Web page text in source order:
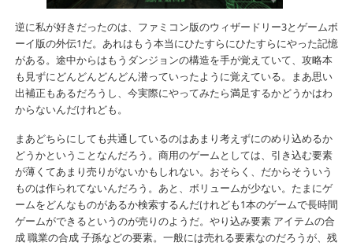
逆に私が好きだったのは、ファミコン版のウィザードリー3とゲームボ
ーイ版の外伝1だ。あれはもう本当にひたすらにひたすらにやった記憶
がある。途中からはもうダンジョンの構造を手が覚えていて、攻略本
も見ずにどんどんどんどん潜っていったように覚えている。まあ思い
出補正もあるだろうし、今実際にやってみたら満足するかどうかはわ
からないんだけれども。
まあどちらにしても共通しているのはあまり考えずにのめり込めるか
どうかということなんだろう。商用のゲームとしては、引き込む要素
が薄くてあまり売りがないかもしれない。おそらく、だからそういう
ものは作られてないんだろう。あと、ボリュームが少ない。たまにゲ
ームをどんなものがあるか検索するんだけれども1本のゲームで長時間
ゲームができるというのが売りのようだ。やり込み要素 アイテムの合
成 職業の合成 子孫などの要素。一般には売れる要素なのだろうが、残